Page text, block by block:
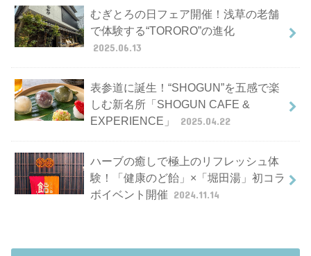
むぎとろの日フェア開催！浅草の老舗
で体験する“TORORO”の進化
2025.06.13
表参道に誕生！“SHOGUN”を五感で楽
しむ新名所「SHOGUN CAFE &
EXPERIENCE」
2025.04.22
ハーブの癒しで極上のリフレッシュ体
験！「健康のど飴」×「堀田湯」初コラ
ボイベント開催 2024.11.14